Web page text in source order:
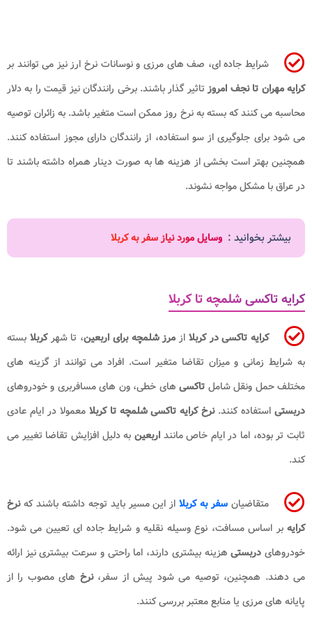
شرایط جاده ای، صف های مرزی و نوسانات نرخ ارز نیز می توانند بر
کرایه مهران تا نجف امروزتاثیر گذار باشند. برخی رانندگان نیز قیمت را به دلار
محاسبه می کنند که بسته به نرخ روز ممکن است متغیر باشد. به زائران توصیه
می شود برای جلوگیری از سو استفاده، از رانندگان دارای مجوز استفاده کنند.
همچنین بهتر است بخشی از هزینه ها به صورت دینار همراه داشته باشند تا
در عراق با مشکل مواجه نشوند.
بیشتر بخوانید : وسایل مورد نیاز سفر به کربلا
کرایه تاکسی شلمچه تا کربلا
کرایه تاکسی در کربلا از مرز شلمچه برای اربعین، تا شهرکربلا بسته
به شرایط زمانی و میزان تقاضا متغیر است. افراد می توانند از گزینه های
مختلف حمل ونقل شامل تاکسی های خطی، ون های مسافربری و خودروهای
دربستی استفاده کنند.نرخ کرایه تاکسی شلمچه تا کربلا معمولا در ایام عادی
ثابت تر بوده، اما در ایام خاص ماننداربعین به دلیل افزایش تقاضا تغییر می
کند.
متقاضیان سفر به کربلا از این مسیر باید توجه داشته باشند کهنرخ
کرایهبر اساس مسافت، نوع وسیله نقلیه و شرایط جاده ای تعیین می شود.
خودروهای دربستی هزینه بیشتری دارند، اما راحتی و سرعت بیشتری نیز ارائه
می دهند. همچنین، توصیه می شود پیش از سفر،نرخ های مصوب را از
پایانه های مرزی یا منابع معتبر بررسی کنند.